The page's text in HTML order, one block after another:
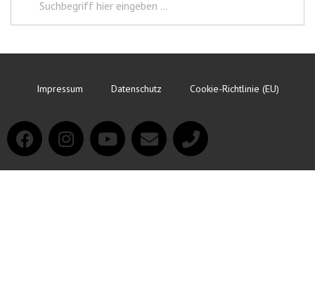
Impressum Datenschutz Cookie-Richtlinie (EU)